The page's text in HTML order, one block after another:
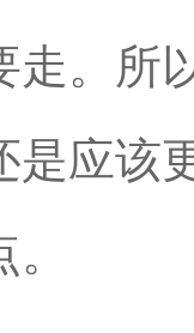
走。所
是应该